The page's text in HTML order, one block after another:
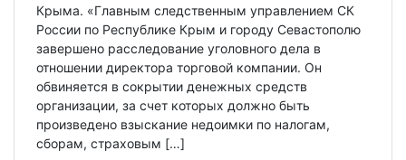
Крыма. «Главным следственным управлением СК
России по Республике Крым и городу Севастополю
завершено расследование уголовного дела в
отношении директора торговой компании. Он
обвиняется в сокрытии денежных средств
организации, за счет которых должно быть
произведено взыскание недоимки по налогам,
сборам, страховым […]